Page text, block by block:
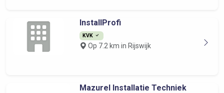
InstallProfi
KVK
Op 7.2 km in Rijswijk
Mazurel Installatie Techniek